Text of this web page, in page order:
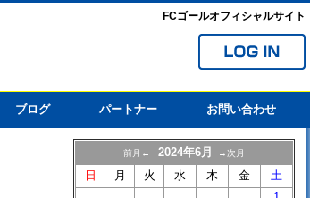
FCゴールオフィシャルサイト
ブログ パートナー お問い合わせ
前月← 2024年6月 →次月
日 月 火 水 木 金
土